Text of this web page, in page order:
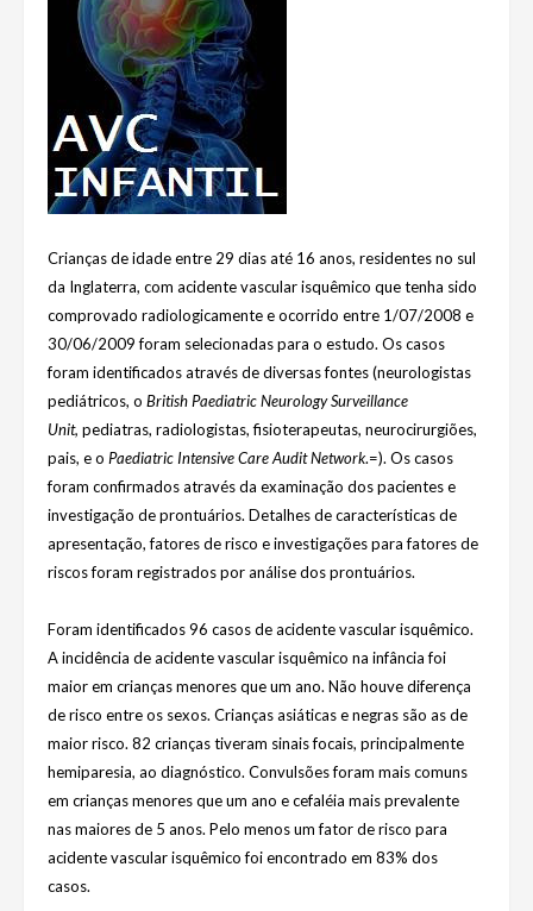
Crianças de idade entre 29 dias até 16 anos, residentes no sul
da Inglaterra, com acidente vascular isquêmico que tenha sido
comprovado radiologicamente e ocorrido entre 1/07/2008 e
30/06/2009 foram selecionadas para o estudo. Os casos
foram identificados através de diversas fontes (neurologistas
pediátricos, o British Paediatric Neurology Surveillance
Unit, pediatras, radiologistas, fisioterapeutas, neurocirurgiões,
pais, e o Paediatric Intensive Care Audit Network.=). Os casos
foram confirmados através da examinação dos pacientes e
investigação de prontuários. Detalhes de características de
apresentação, fatores de risco e investigações para fatores de
riscos foram registrados por análise dos prontuários.
Foram identificados 96 casos de acidente vascular isquêmico.
A incidência de acidente vascular isquêmico na infância foi
maior em crianças menores que um ano. Não houve diferença
de risco entre os sexos. Crianças asiáticas e negras são as de
maior risco. 82 crianças tiveram sinais focais, principalmente
hemiparesia, ao diagnóstico. Convulsões foram mais comuns
em crianças menores que um ano e cefaléia mais prevalente
nas maiores de 5 anos. Pelo menos um fator de risco para
acidente vascular isquêmico foi encontrado em 83% dos
casos.